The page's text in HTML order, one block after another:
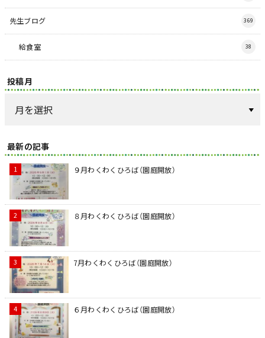
先生ブログ 369
給食室 38
投稿月
最新の記事
９月わくわくひろば（園庭開放）
８月わくわくひろば（園庭開放）
7月わくわくひろば（園庭開放）
６月わくわくひろば（園庭開放）